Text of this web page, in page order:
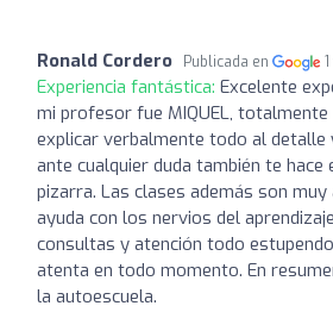
Ronald Cordero Publicada en
Experiencia fantástica: Excelente
mi profesor fue MIQUEL, totalmente
explicar verbalmente todo al detalle
ante cualquier duda también te hace
pizarra. Las clases además son muy
ayuda con los nervios del
consultas y atención todo
atenta en todo momento. En
la autoescuela.